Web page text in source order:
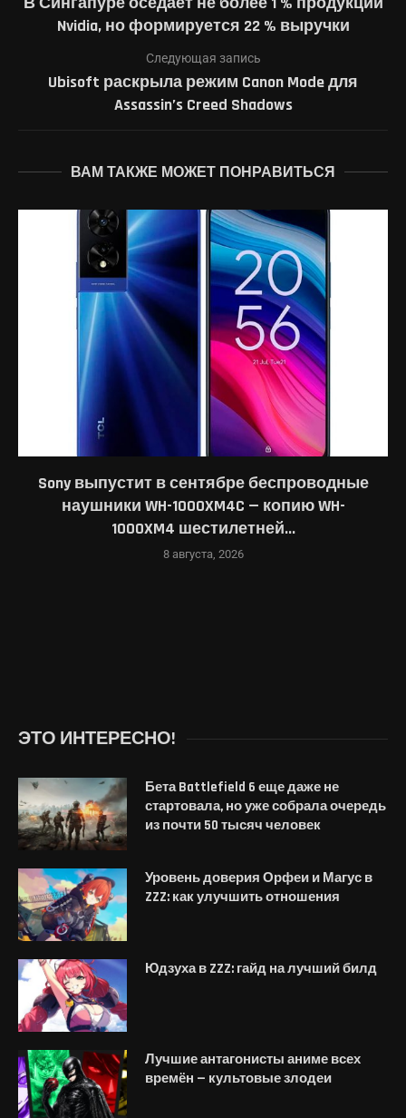
Nvidia, но формируется 22 % выручки
Следующая запись
Ubisoft раскрыла режим Canon Mode для
Assassin’s Creed Shadows
ВАМ ТАКЖЕ МОЖЕТ ПОНРАВИТЬСЯ
Sony выпустит в сентябре беспроводные
наушники WH-1000XM4C — копию WH-
1000XM4 шестилетней...
8 августа, 2026
ЭТО ИНТЕРЕСНО!
Бета Battlefield 6 еще даже не
стартовала, но уже собрала очередь
из почти 50 тысяч человек
Уровень доверия Орфеи и Магус в
ZZZ: как улучшить отношения
Юдзуха в ZZZ: гайд на лучший билд
Лучшие антагонисты аниме всех
времён — культовые злодеи